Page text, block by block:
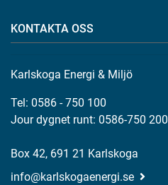
KONTAKTA OSS
Karlskoga Energi & Miljö
Tel: 0586 - 750 100
Jour dygnet runt: 0586-750 200
Box 42, 691 21 Karlskoga
info@karlskogaenergi.se